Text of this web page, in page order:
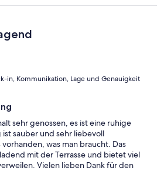
in, Kommunikation, Lage und Genauigkeit
sehr genossen, es ist eine ruhige
sauber und sehr liebevoll
was man braucht. Das
mit der Terrasse und bietet viel
Vielen lieben Dank für den